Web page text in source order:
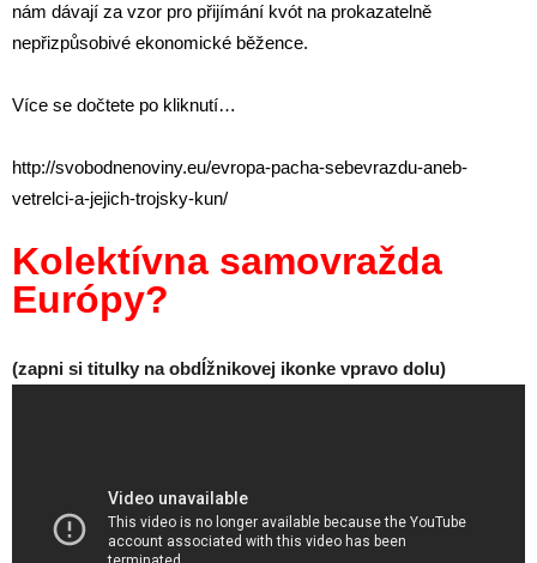
nám dávají za vzor pro přijímání kvót na prokazatelně
nepřizpůsobivé ekonomické běžence.
Více se dočtete po kliknutí…
http://svobodnenoviny.eu/evropa-pacha-sebevrazdu-aneb-
vetrelci-a-jejich-trojsky-kun/
Kolektívna samovražda
Európy?
(zapni si titulky na obdĺžnikovej ikonke vpravo dolu)